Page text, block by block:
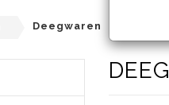
Deegwaren